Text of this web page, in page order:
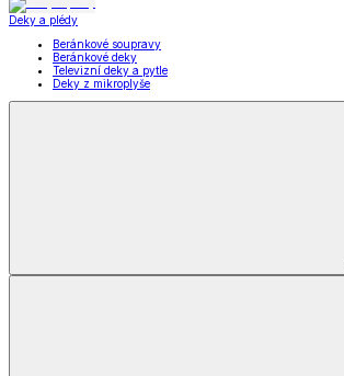
Deky a plédy
Beránkové soupravy
Beránkové deky
Televizní deky a pytle
Deky z mikroplyše